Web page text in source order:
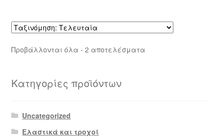
Προβάλλονται όλα - 2 αποτελέσματαSorted
Κατηγορίες προϊόντων
Uncategorized
Ελαστικά και τροχοί